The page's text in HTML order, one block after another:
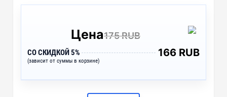
Цена175 RUB
СО СКИДКОЙ 5%
(зависит от суммы в корзине)
166 RUB